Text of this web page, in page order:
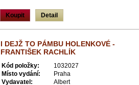
Koupit Detail
I DEJŽ TO PÁMBU HOLENKOVÉ -
FRANTIŠEK RACHLÍK
Kód položky:
1032027
Místo vydání:
Praha
Vydavatel:
Albert